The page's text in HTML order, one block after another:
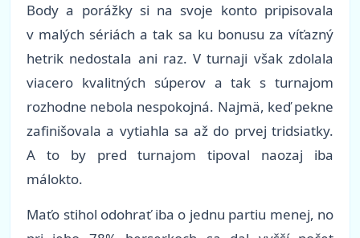
Body a porážky si na svoje konto pripisovala
v malých sériách a tak sa ku bonusu za víťazný
hetrik nedostala ani raz. V turnaji však zdolala
viacero kvalitných súperov a tak s turnajom
rozhodne nebola nespokojná. Najmä, keď pekne
zafinišovala a vytiahla sa až do prvej tridsiatky.
A to by pred turnajom tipoval naozaj iba
málokto.
Maťo stihol odohrať iba o jednu partiu menej, no